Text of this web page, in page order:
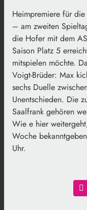
Heimpremiere für
– am zweiten
die Hofer mit dem
Saison Platz 5
mitspielen möchte.
Voigt-Brüder: Max
sechs Duelle
Unentschieden. Die
Saalfrank gehören
Wie e hier
Woche
Uhr.